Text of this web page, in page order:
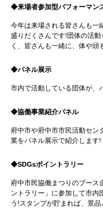
◆来場者参加型パフォーマン
今年は来場される皆さんも一
盛りだくさんです!団体の活
く、皆さんも一緒に、体や頭
◆パネル展示
市内で活動している団体が、
◆協働事業紹介パネル
府中市や府中市市民活動セン
業をパネル展示で紹介します!
◆SDGsポイントラリー
府中市民協働まつりのブース
ントラリー」に参加して市内
う!スタンプが貯まれば、景品